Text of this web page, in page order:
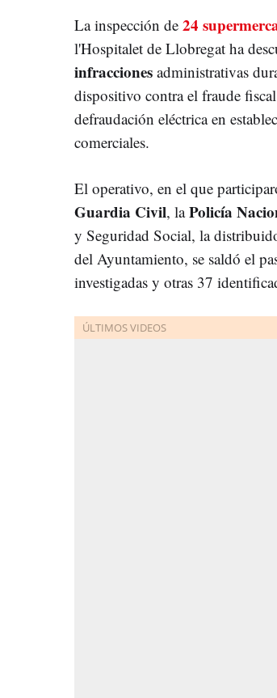
La inspección de 24
l'Hospitalet de Llobregat ha
infracciones administrativas
dispositivo contra el fraude
defraudación eléctrica en
comerciales.
El operativo, en el que
Guardia Civil, laPolicía
y Seguridad Social, la
del Ayuntamiento, se saldó el
investigadas y otras 37